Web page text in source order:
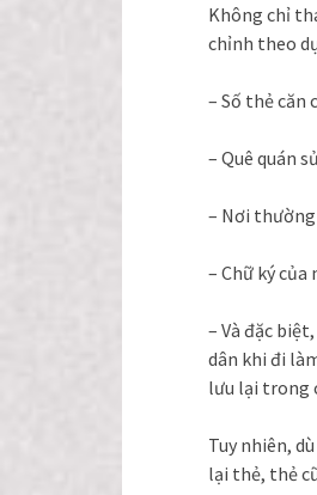
Không chỉ
chỉnh theo
– Số thẻ căn
– Quê quán
– Nơi
– Chữ ký của
– Và đặc
dân khi đi
lưu lại trong
Tuy nhiên,
lại thẻ, thẻ